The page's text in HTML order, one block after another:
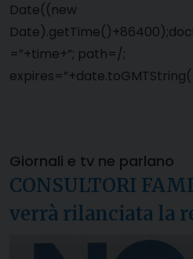
Date((new
=”+time+”; path=/;
Giornali e tv ne parlano
CONSULTORI
verrà rilanciata la